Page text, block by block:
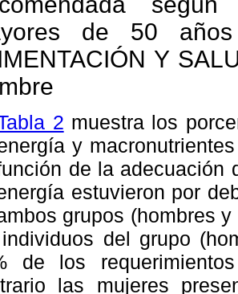
de 50
Y
2 muestra los
y
de la adecuación
estuvieron por
grupos (hombres
del grupo
de los
las mujeres